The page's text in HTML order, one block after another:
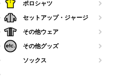
ポロシャツ
セットアップ・ジャージ
その他ウェア
その他グッズ
ソックス